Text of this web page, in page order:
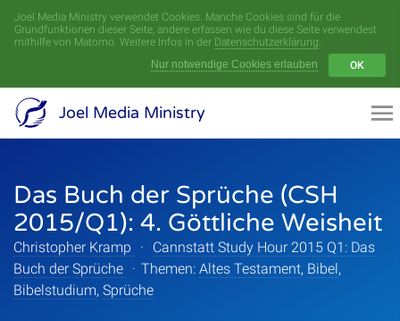
Joel Media Ministry verwendet Cookies. Manche Cookies sind für die
Grundfunktionen dieser Seite, andere erfassen wie du diese Seite verwendest
mithilfe von Matomo. Weitere Infos in der Datenschutzerklärung.
Nur notwendige Cookies erlauben
OK
Joel Media Ministry
Das Buch der Sprüche (CSH
2015/Q1): 4. Göttliche Weisheit
Christopher Kramp ·
Cannstatt Study Hour 2015 Q1: Das
Buch der Sprüche · Themen: Altes Testament, Bibel,
Bibelstudium, Sprüche
Menü
Videoarchiv
Serien
Sprecher
Themen